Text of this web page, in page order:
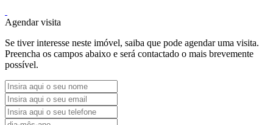
Agendar visita
Se tiver interesse neste imóvel, saiba que pode agendar uma visita.
Preencha os campos abaixo e será contactado o mais brevemente
possível.